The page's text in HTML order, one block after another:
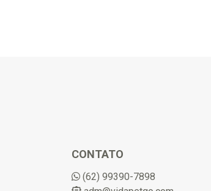
CONTATO
(62) 99390-7898